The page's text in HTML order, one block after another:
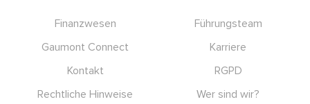
Finanzwesen
Führungsteam
Gaumont Connect
Karriere
Kontakt
RGPD
Rechtliche Hinweise
Wer sind wir?